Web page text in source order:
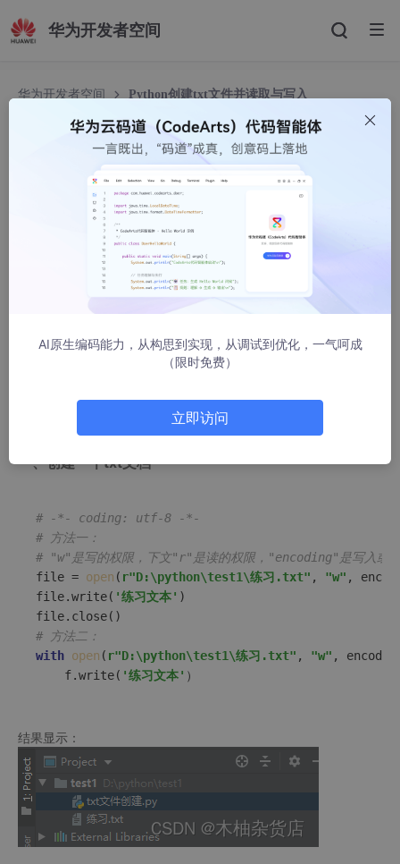
华为开发者空间
华为开发者空间 Python创建txt文件并读取与写入
Python创建txt文件并读取与写入
木柚杂货店
26746人浏览 · 2022-05-11 18:26:11
Python创建txt文件并读取与写入
软件内操作】
在PyCharm中创建工作目录（D:\python\test1\）
一、创建一个txt文档
# -*- coding: utf-8 -*-
# 方法一：
# "w"是写的权限，下文"r"是读的权限，"encoding"是写入或
file = open ( r"D:\python\test1\练习.txt" , "w" ,
file.write( '练习文本' )
# 方法二：
with open ( r"D:\python\test1\练习.txt" , "w" ,
    f.write(
'练习文本'
结果显示：
AI原生编码能力，从构思到实现，从调试到优化，一气呵成
（限时免费）
立即访问